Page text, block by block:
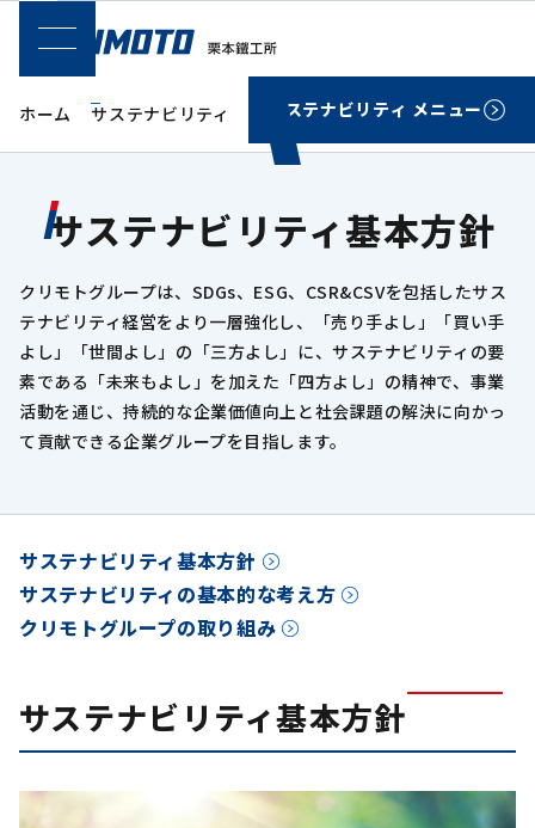
SPメニュー
ホーム サステナビリティ クリモトグループのサステナビリテ
サステナビリティ メニュー
サステナビリティ基本方針
クリモトグループは、SDGs、ESG、CSR&CSVを包括したサス
テナビリティ経営をより一層強化し、「売り手よし」「買い手
よし」「世間よし」の「三方よし」に、サステナビリティの要
素である「未来もよし」を加えた「四方よし」の精神で、事業
活動を通じ、持続的な企業価値向上と社会課題の解決に向かっ
て貢献できる企業グループを目指します。
サステナビリティ基本方針
サステナビリティの基本的な考え方
クリモトグループの取り組み
サステナビリティ基本方針